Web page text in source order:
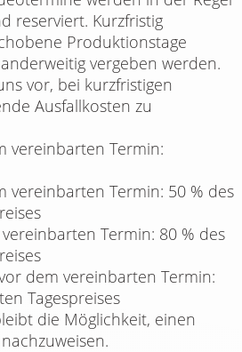
reserviert. Kurzfristig
Produktionstage
vergeben werden.
vor, bei kurzfristigen
Ausfallkosten zu
vereinbarten Termin:
vereinbarten Termin: 50 % des
Termin: 80 % des
dem vereinbarten Termin:
Tagespreises
die Möglichkeit, einen